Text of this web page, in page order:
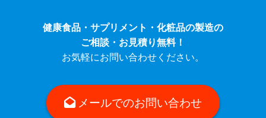
健康食品・サプリメント・化粧品の製造の
ご相談・お見積り無料！
お気軽にお問い合わせください。
メールでのお問い合わせ